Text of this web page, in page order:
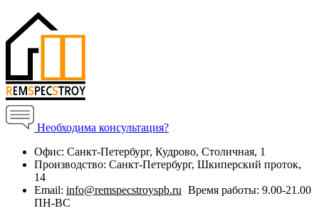
Необходима консультация?
Офис: Санкт-Петербург, Кудрово, Столичная, 1
Производство: Санкт-Петербург, Шкиперский проток,
14
Email: info@remspecstroyspb.ru Время работы: 9.00-21.00
ПН-ВС